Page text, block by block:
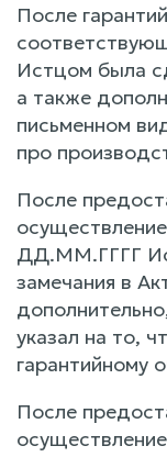
После
Истцом была
а также
письменном
про
После
ДД.ММ.ГГГГ
замечания в
указал на то,
гарантийному
После